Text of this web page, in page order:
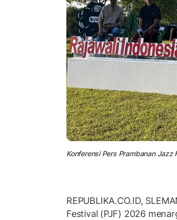
Konferensi Pers Prambanan Jazz
REPUBLIKA.CO.ID,
Festival (PJF) 2026